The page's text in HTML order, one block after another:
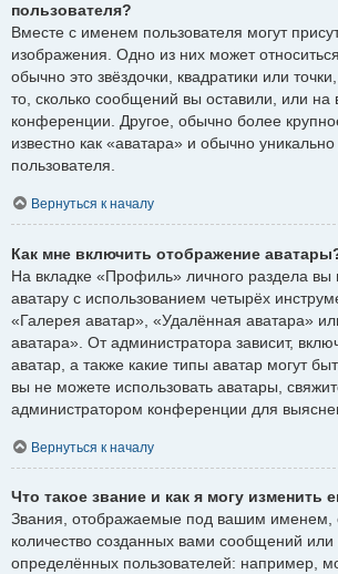
пользователя?
Вместе с именем пользователя могут
изображения. Одно из них может
обычно это звёздочки, квадратики или
то, сколько сообщений вы оставили, или на
конференции. Другое, обычно более
известно как «аватара» и обычно
пользователя.
Вернуться к началу
Как мне включить отображение
На вкладке «Профиль» личного раздела вы
аватару с использованием четырёх
«Галерея аватар», «Удалённая аватара»
аватара». От администратора зависит,
аватар, а также какие типы аватар могут
вы не можете использовать аватары,
администратором конференции для
Вернуться к началу
Что такое звание и как я могу изменить
Звания, отображаемые под вашим именем,
количество созданных вами сообщений
определённых пользователей: например,